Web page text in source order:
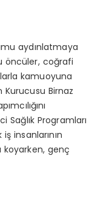
aydınlatmaya
öncüler, coğrafi
kamuoyuna
Kurucusu Birnaz
Sağlık Programları
insanlarının
genç